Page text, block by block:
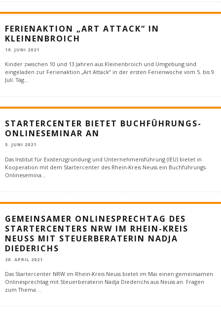
FERIENAKTION „ART ATTACK“ IN
KLEINENBROICH
19. JUNI 2021
Kinder zwischen 10 und 13 Jahren aus Kleinenbroich und Umgebung sind
eingeladen zur Ferienaktion „Art Attack“ in der ersten Ferienwoche vom 5. bis 9.
Juli. Täg...
STARTERCENTER BIETET BUCHFÜHRUNGS-
ONLINESEMINAR AN
5. JUNI 2021
Das Institut für Existenzgründung und Unternehmensführung (IEU) bietet in
Kooperation mit dem Startercenter des Rhein-Kreis Neuss ein Buchführungs-
Onlinesemina
GEMEINSAMER ONLINESPRECHTAG DES
STARTERCENTERS NRW IM RHEIN-KREIS
NEUSS MIT STEUERBERATERIN NADJA
DIEDERICHS
20. APRIL 2021
Das Startercenter NRW im Rhein-Kreis Neuss bietet im Mai einen gemeinsamen
Onlinesprechtag mit Steuerberaterin Nadja Diederichs aus Neuss an. Fragen
zum Thema